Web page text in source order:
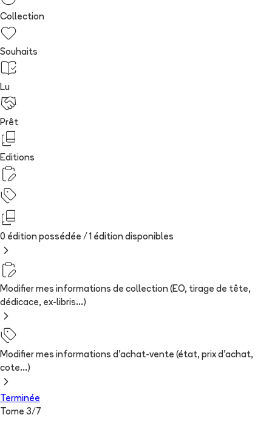
Collection
Souhaits
Lu
Prêt
Editions
0 édition possédée / 1 édition disponibles
Modifier mes informations de collection (EO, tirage de tête,
dédicace, ex-libris...)
Modifier mes informations d'achat-vente (état, prix d'achat,
cote...)
Terminée
Tome 3/ 7